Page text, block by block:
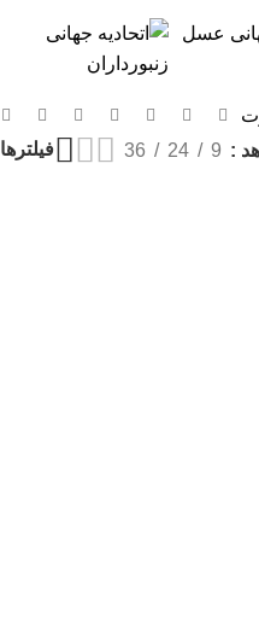
9
24
36 فیلترها